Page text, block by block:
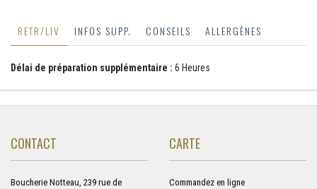
RETR/LIV INFOS SUPP. CONSEILS ALLERGÈNES
Délai de préparation supplémentaire : 6 Heures
CONTACT
Boucherie Notteau, 239 rue de
CARTE
Commandez en ligne